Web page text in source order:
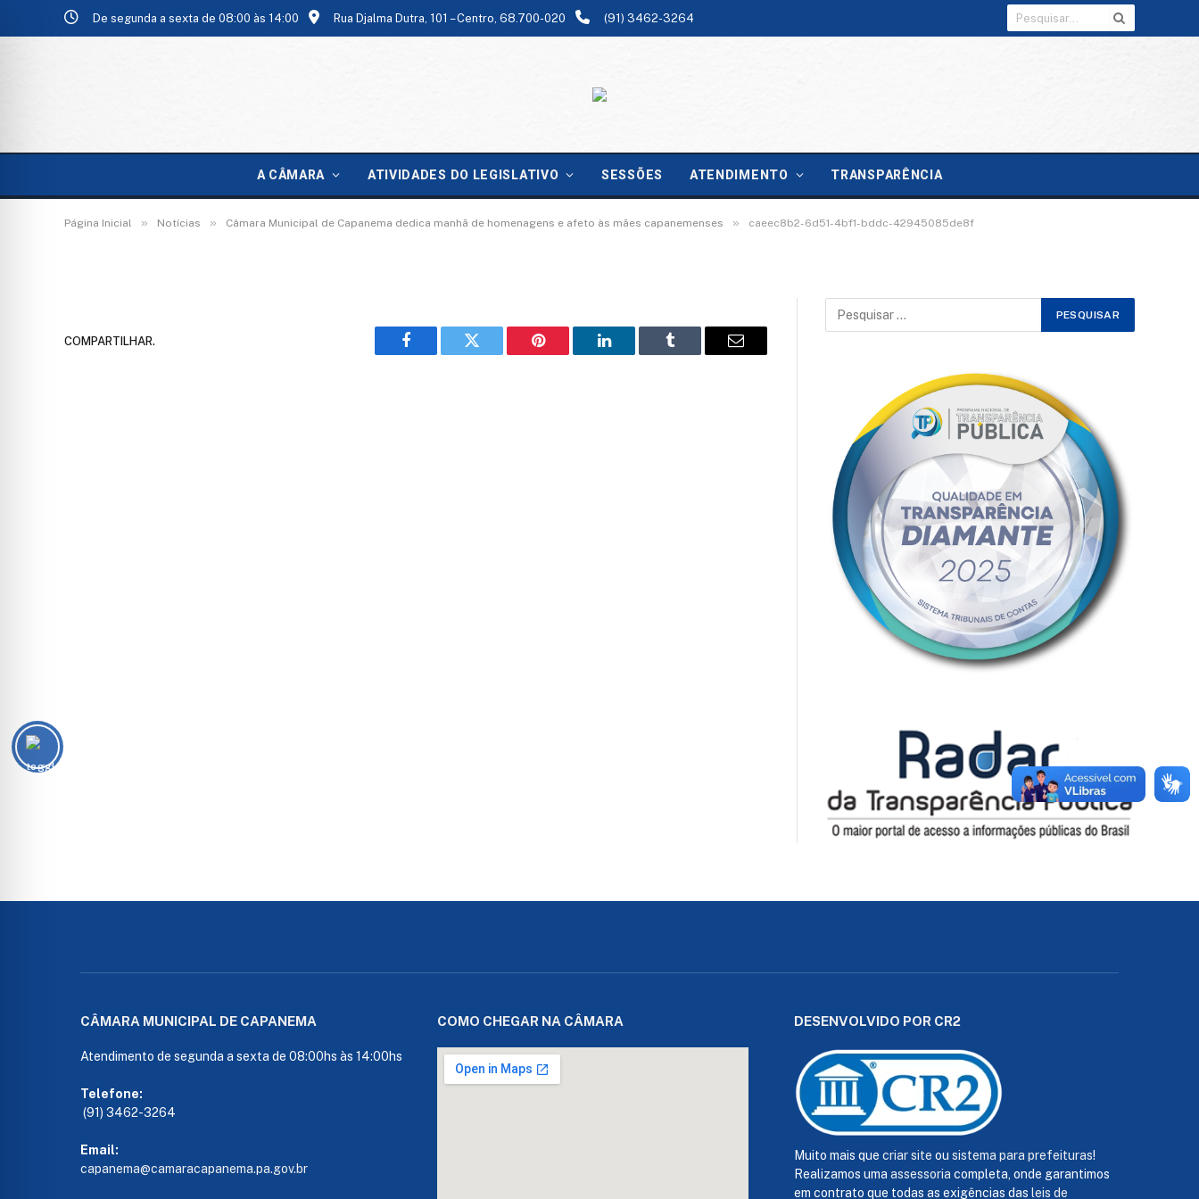
De segunda a sexta de 08:00 às 14:00 Rua Djalma Dutra, 101 – Centro, 68.700-020 (91) 3462-3264
A CÂMARA ATIVIDADES DO LEGISLATIVO SESSÕES ATENDIMENTO TRANSPARÊNCIA
Página Inicial » Notícias » Câmara Municipal de Capanema dedica manhã de homenagens e afeto às mães capanemenses » caeec8b2-6d51-4bf1-bddc-42945085de8f
caeec8b2-6d51-4bf1-bddc-42945085de8f
De TecnoInfo 10 de maio de 2026
COMPARTILHAR.
Facebook Twitter Pinterest LinkedIn Tumblr Email
CÂMARA MUNICIPAL DE CAPANEMA
Atendimento de segunda a sexta de 08:00hs às 14:00hs
Telefone:
(91) 3462-3264
Email:
capanema@camaracapanema.pa.gov.br
COMO CHEGAR NA CÂMARA DESENVOLVIDO POR CR2
Muito mais que criar site ou sistema para prefeituras!
Realizamos uma assessoria completa, onde garantimos
em contrato que todas as exigências das leis de